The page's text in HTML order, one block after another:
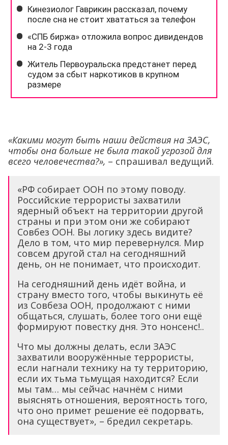
«Какими могут быть наши действия на ЗАЭС,
чтобы она больше не была такой угрозой для
всего человечества?», – спрашивал ведущий.
«РФ собирает ООН по этому поводу.
Российские террористы захватили
ядерный объект на территории другой
страны и при этом они же собирают
Совбез ООН. Вы логику здесь видите?
Дело в том, что мир перевернулся. Мир
совсем другой стал на сегодняшний
день, он не понимает, что происходит.
На сегодняшний день идёт война, и
страну вместо того, чтобы выкинуть её
из Совбеза ООН, продолжают с ними
общаться, слушать, более того они ещё
формируют повестку дня. Это нонсенс!..
Что мы должны делать, если ЗАЭС
захватили вооружённые террористы,
если нагнали технику на ту территорию,
если их тьма тьмущая находится? Если
мы там… мы сейчас начнём с ними
выяснять отношения, вероятность того,
что оно примет решение её подорвать,
она существует», – бредил секретарь.